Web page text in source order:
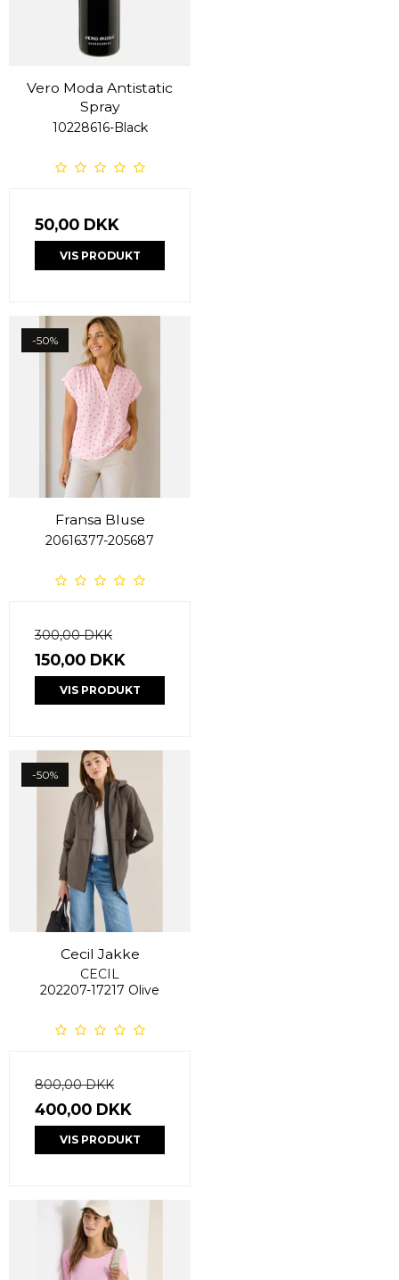
Vero Moda Antistatic
Spray
10228616-Black
50,00 DKK
VIS PRODUKT
-50%
Fransa Bluse
20616377-205687
300,00 DKK
150,00 DKK
VIS PRODUKT
-50%
Cecil Jakke
CECIL
202207-17217 Olive
800,00 DKK
400,00 DKK
VIS PRODUKT